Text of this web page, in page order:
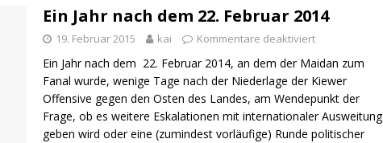
Ein Jahr nach dem 22. Februar 2014
19. Februar 2015 kai Kommentare deaktiviert
Ein Jahr nach dem 22. Februar 2014, an dem der Maidan zum
Fanal wurde, wenige Tage nach der Niederlage der Kiewer
Offensive gegen den Osten des Landes, am Wendepunkt der
Frage, ob es weitere Eskalationen mit internationaler Ausweitung
geben wird oder eine (zumindest vorläufige) Runde politischer